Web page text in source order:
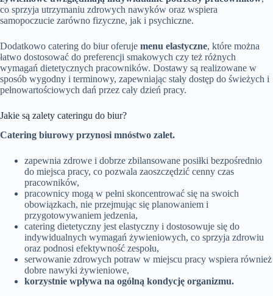
co sprzyja utrzymaniu zdrowych nawyków oraz wspiera
samopoczucie zarówno fizyczne, jak i psychiczne.
Dodatkowo catering do biur oferuje menu elastyczne, które można
łatwo dostosować do preferencji smakowych czy też różnych
wymagań dietetycznych pracowników. Dostawy są realizowane w
sposób wygodny i terminowy, zapewniając stały dostęp do świeżych i
pełnowartościowych dań przez cały dzień pracy.
Jakie są zalety cateringu do biur?
Catering biurowy przynosi mnóstwo zalet.
zapewnia zdrowe i dobrze zbilansowane posiłki bezpośrednio
do miejsca pracy, co pozwala zaoszczędzić cenny czas
pracowników,
pracownicy mogą w pełni skoncentrować się na swoich
obowiązkach, nie przejmując się planowaniem i
przygotowywaniem jedzenia,
catering dietetyczny jest elastyczny i dostosowuje się do
indywidualnych wymagań żywieniowych, co sprzyja zdrowiu
oraz podnosi efektywność zespołu,
serwowanie zdrowych potraw w miejscu pracy wspiera również
dobre nawyki żywieniowe,
korzystnie wpływa na ogólną kondycję organizmu.